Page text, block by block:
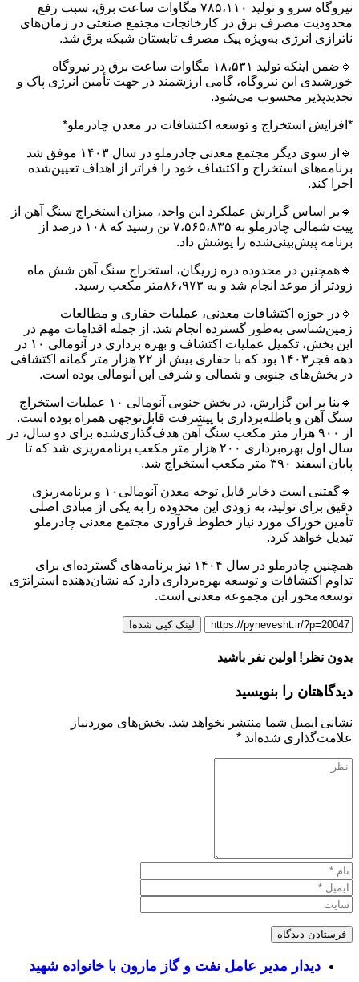
نیروگاه سرو و تولید ۷۸۵،۱۱۰ مگاوات ساعت برق، سبب رفع
محدودیت مصرف برق در کارخانجات مجتمع صنعتی در زمان‌های
ناترازی انرژی به‌ویژه پیک مصرف تابستان شبکه برق شد.
🔹ضمن اینکه تولید ۱۸،۵۳۱ مگاوات ساعت برق در نیروگاه
خورشیدی این نیروگاه، گامی ارزشمند در جهت تأمین انرژی پاک و
تجدیدپذیر محسوب می‌شود.
*افزایش استخراج و توسعه اکتشافات در معدن چادرملو*
🔹از سوی دیگر مجتمع معدنی چادرملو در سال ۱۴۰۳ موفق شد
برنامه‌های استخراج و اکتشاف خود را فراتر از اهداف تعیین‌شده
اجرا کند.
🔹بر اساس گزارش عملکرد این واحد، میزان استخراج سنگ آهن از
پیت شمالی چادرملو به ۷،۵۶۵،۸۳۵ تن رسید که ۱۰۸ درصد از
برنامه پیش‌بینی‌شده را پوشش داد.
🔹همچنین در محدوده دره زریگان، استخراج سنگ آهن شش ماه
زودتر از موعد انجام شد و به ۸۶،۹۷۳متر مکعب رسید.
🔹در حوزه اکتشافات معدنی، عملیات حفاری و مطالعات
زمین‌شناسی به‌طور گسترده انجام شد. از جمله اقدامات مهم در
این بخش، تکمیل عملیات اکتشاف و بهره برداری در آنومالی ۱۰ در
دهه فجر۱۴۰۳ بود که با حفاری بیش از ۲۲ هزار متر گمانه اکتشافی
در بخش‌های جنوبی و شمالی و شرقی این آنومالی بوده است.
🔹بنا بر این گزارش، در بخش جنوبی آنومالی ۱۰ عملیات استخراج
سنگ آهن و باطله‌برداری با پیشرفت قابل‌توجهی همراه بوده است.
از ۹۰۰ هزار متر مکعب سنگ آهن هدف‌گذاری‌شده برای دو سال، در
سال اول بهره‌برداری ۲۰۰ هزار متر مکعب برنامه‌ریزی شد که تا
پایان اسفند ۳۹۰ متر مکعب استخراج شد.
🔹گفتنی است ذخایر قابل توجه معدن آنومالی۱۰ و برنامه‌ریزی
دقیق برای تولید، به زودی این محدوده را به یکی از مبادی اصلی
تأمین خوراک مورد نیاز خطوط فرآوری مجتمع معدنی چادرملو
تبدیل خواهد کرد.
همچنین چادرملو در سال ۱۴۰۴ نیز برنامه‌های گسترده‌ای برای
تداوم اکتشافات و توسعه بهره‌برداری دارد که نشان‌دهنده استراتژی
توسعه‌محور این مجموعه معدنی است.
لینک کپی شده!
بدون نظر! اولین نفر باشید
دیدگاهتان را بنویسید
نشانی ایمیل شما منتشر نخواهد شد. بخش‌های موردنیاز
علامت‌گذاری شده‌اند *
دیدار مدیر عامل نفت و گاز مارون با خانواده شهید